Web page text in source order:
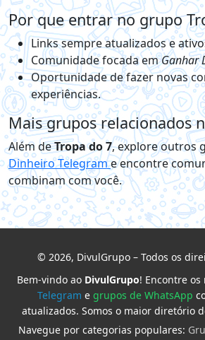
Por que entrar no grupo
Links sempre atualizados e
Comunidade focada emGanhar
Oportunidade de fazer novas
experiências.
Mais grupos relacionados
Além deTropa do 7, explore outros
Dinheiro Telegrame encontre
combinam com você.
© 2026, DivulGrupo – Todos os
Bem-vindo ao DivulGrupo! Encontre os
Telegram e grupos de WhatsApp
atualizados. Somos o maior diretório
Navegue por categorias populares: